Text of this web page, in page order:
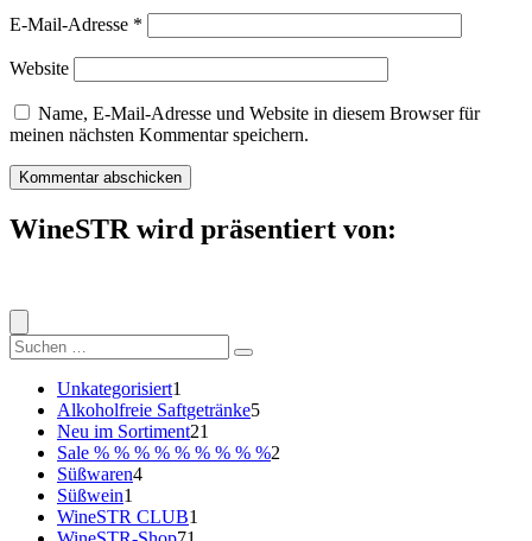
E-Mail-Adresse *
Website
Name, E-Mail-Adresse und Website in diesem Browser für
meinen nächsten Kommentar speichern.
WineSTR wird präsentiert von:
Suche
nach:
Unkategorisiert1
Produkt
Alkoholfreie Saftgetränke55
Neu im Sortiment21
Produkte
Sale % % % % % % % % %2
Süßwaren44
Süßwein1
Produkt
WineSTR CLUB1